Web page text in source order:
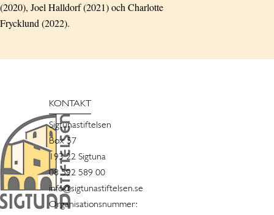
(2020), Joel Halldorf (2021) och Charlotte
Frycklund (2022).
KONTAKT
Sigtunastiftelsen
Box 57
193 22 Sigtuna
08 592 589 00
info@sigtunastiftelsen.se
Organisationsnummer: